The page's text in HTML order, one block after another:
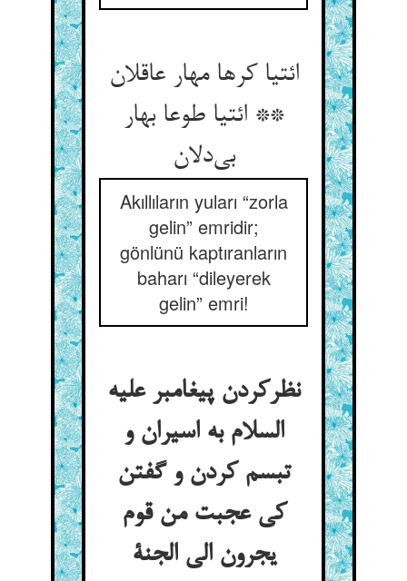
ائتیا کرها مهار عاقلان
** ائتیا طوعا بهار
بی‌دلان
Akıllıların yuları “zorla
gelin” emridir;
gönlünü kaptıranların
baharı “dileyerek
gelin” emri!
نظرکردن پیغامبر علیه
السلام به اسیران و
تبسم کردن و گفتن
کی عجبت من قوم
یجرون الی الجنة